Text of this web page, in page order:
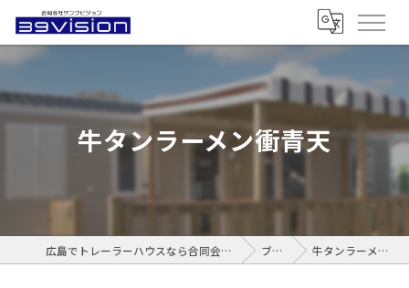
牛タンラーメン衝青天
広島でトレーラーハウスなら合同会社サンクビジョン ブログ 牛タンラーメン衝青天